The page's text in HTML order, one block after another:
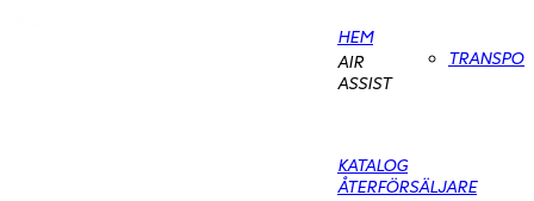
HEM
AIR
ASSIST
KATALOG
ÅTERFÖRSÄLJARE